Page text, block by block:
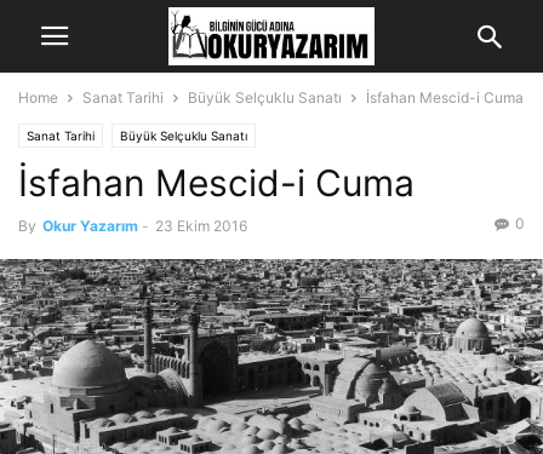
Home Sanat Tarihi Büyük Selçuklu Sanatı İsfahan Mescid-i Cuma
Sanat Tarihi Büyük Selçuklu Sanatı
İsfahan Mescid-i Cuma
By Okur Yazarım - 23 Ekim 2016 0